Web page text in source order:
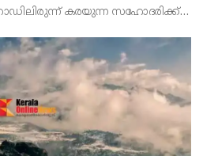
കരയുന്ന സഹോദരിക്ക്